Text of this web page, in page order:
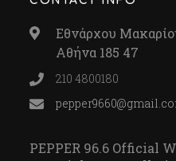
Εθνάρχου
Αθήνα 185 47
210 4800180
PEPPER 96.6 Official